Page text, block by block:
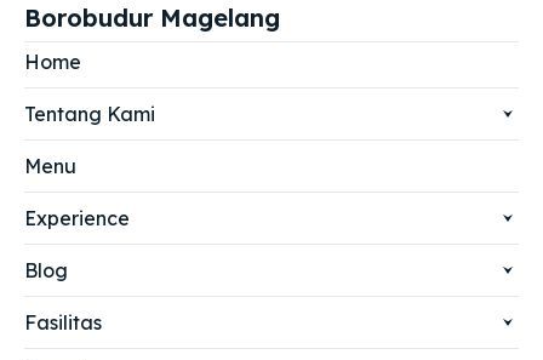
Borobudur Magelang
Home
Tentang Kami
Menu
Experience
Blog
Fasilitas